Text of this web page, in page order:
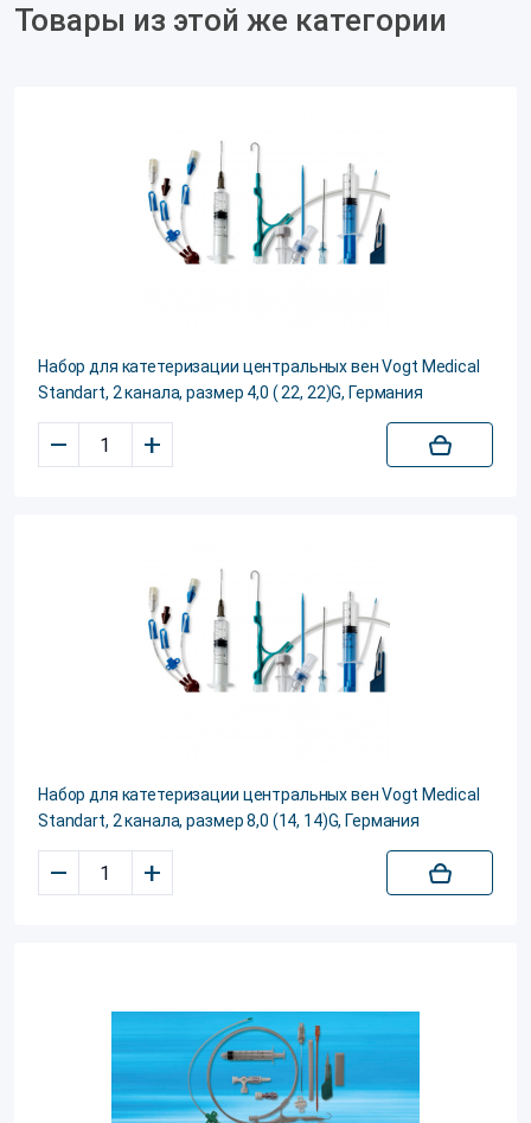
Товары из этой же категории
Набор для катетеризации центральных вен Vogt Medical
Standart, 2 канала, размер 4,0 ( 22, 22)G, Германия
– +
Набор для катетеризации центральных вен Vogt Medical
Standart, 2 канала, размер 8,0 (14, 14)G, Германия
– +